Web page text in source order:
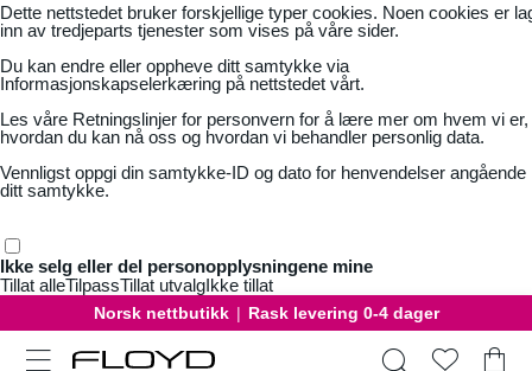
Dette nettstedet bruker forskjellige typer cookies. Noen cookies er
inn av tredjeparts tjenester som vises på våre sider.
Du kan endre eller oppheve ditt samtykke via
Informasjonskapselerkæring på nettstedet vårt.
Les våre Retningslinjer for personvern for å lære mer om hvem vi er,
hvordan du kan nå oss og hvordan vi behandler personlig data.
Vennligst oppgi din samtykke-ID og dato for henvendelser angående
ditt samtykke.
Ikke selg eller del personopplysningene mine
Tillat alleTilpassTillat utvalgIkke tillat
Norsk nettbutikk | Rask levering 0-4 dager